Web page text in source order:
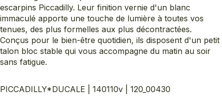
escarpins Piccadilly. Leur finition vernie d'un blanc
immaculé apporte une touche de lumière à toutes vos
tenues, des plus formelles aux plus décontractées.
Conçus pour le bien-être quotidien, ils disposent d'un petit
talon bloc stable qui vous accompagne du matin au soir
sans fatigue.
PICCADILLY*DUCALE | 140110v | 120_00430